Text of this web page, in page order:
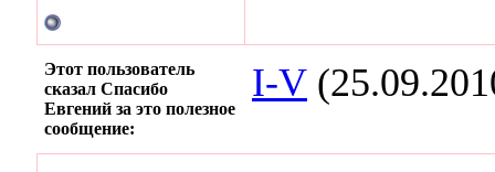
Этот пользователь
сказал Спасибо
Евгений за это полезное
сообщение:
I-V